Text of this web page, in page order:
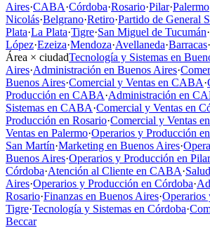
Aires·CABA·Córdoba·Rosario·Pilar·Palermo
Nicolás·Belgrano·Retiro·Partido de General
Plata·La Plata·Tigre·San Miguel de Tucumán·
López·Ezeiza·Mendoza·Avellaneda·Barracas·
Área × ciudadTecnología y Sistemas en
Aires·Administración en Buenos Aires·
Buenos Aires·Comercial y Ventas en CABA·
Producción en CABA·Administración en
Sistemas en CABA·Comercial y Ventas en
Producción en Rosario·Comercial y Ventas
Ventas en Palermo·Operarios y Producción
San Martín·Marketing en Buenos Aires·
Buenos Aires·Operarios y Producción en Pilar
Córdoba·Atención al Cliente en CABA·
Aires·Operarios y Producción en Córdoba·
Rosario·Finanzas en Buenos Aires·Operarios
Tigre·Tecnología y Sistemas en Córdoba·
Beccar